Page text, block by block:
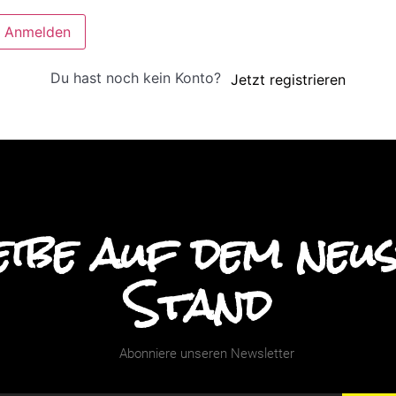
Anmelden
Du hast noch kein Konto? Jetzt registrieren
auf dem
Stand
Abonniere unseren Newsletter